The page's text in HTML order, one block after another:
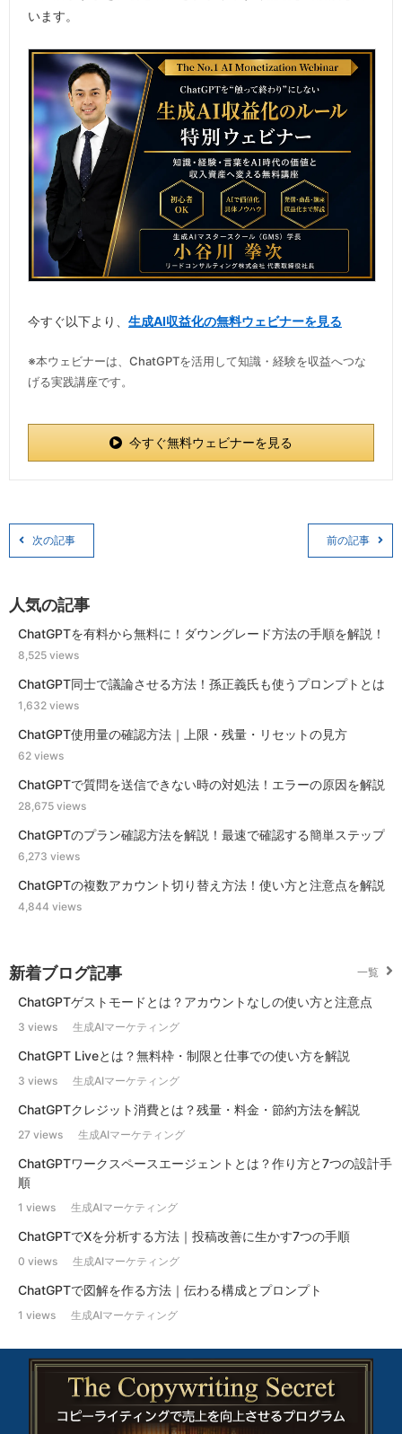
います。
今すぐ以下より、 生成AI収益化の無料ウェビナーを見る
※本ウェビナーは、ChatGPTを活用して知識・経験を収益へつな
げる実践講座です。
今すぐ無料ウェビナーを見る
前の記事
次の記事
人気の記事
ChatGPTを有料から無料に！ダウングレード方法の手順を解説！
8,525 views
ChatGPT同士で議論させる方法！孫正義氏も使うプロンプトとは
1,632 views
ChatGPT使用量の確認方法｜上限・残量・リセットの見方
62 views
ChatGPTで質問を送信できない時の対処法！エラーの原因を解説
28,675 views
ChatGPTのプラン確認方法を解説！最速で確認する簡単ステップ
6,273 views
ChatGPTの複数アカウント切り替え方法！使い方と注意点を解説
4,844 views
新着ブログ記事 一覧
ChatGPTゲストモードとは？アカウントなしの使い方と注意点
3 views 生成AIマーケティング
ChatGPT Liveとは？無料枠・制限と仕事での使い方を解説
3 views 生成AIマーケティング
ChatGPTクレジット消費とは？残量・料金・節約方法を解説
27 views 生成AIマーケティング
ChatGPTワークスペースエージェントとは？作り方と7つの設計手
順
1 views 生成AIマーケティング
ChatGPTでXを分析する方法｜投稿改善に生かす7つの手順
0 views 生成AIマーケティング
ChatGPTで図解を作る方法｜伝わる構成とプロンプト
1 views 生成AIマーケティング